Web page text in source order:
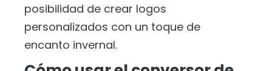
posibilidad de crear logos
personalizados con un toque de
encanto invernal.